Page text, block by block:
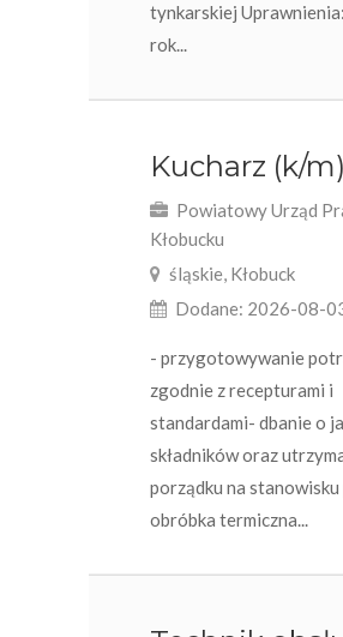
tynkarskiej
rok...
Kucharz (k/m)
Powiatowy Urząd
Kłobucku
śląskie, Kłobuck
Dodane: 2026-08-
- przygotowywanie
zgodnie z recepturami i
standardami- dbanie o
składników oraz
porządku na
obróbka termiczna...